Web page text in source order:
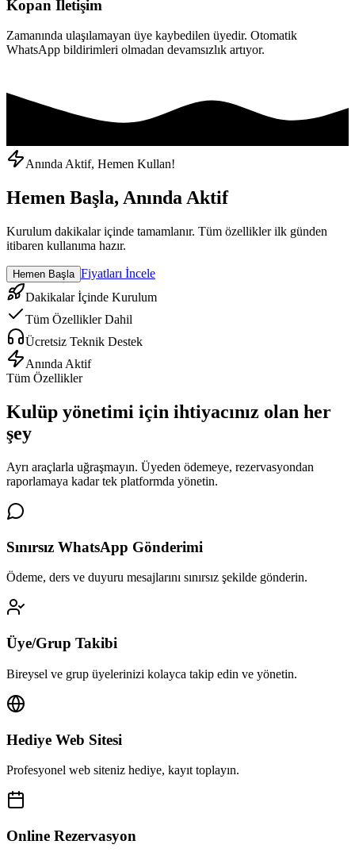
Kopan İletişim
Zamanında ulaşılamayan üye kaybedilen üyedir. Otomatik
WhatsApp bildirimleri olmadan devamsızlık artıyor.
Anında Aktif, Hemen Kullan!
Hemen Başla, Anında Aktif
Kurulum dakikalar içinde tamamlanır. Tüm özellikler ilk günden
itibaren kullanıma hazır.
Hemen Başla Fiyatları İncele
Dakikalar İçinde Kurulum
Tüm Özellikler Dahil
Ücretsiz Teknik Destek
Anında Aktif
Tüm Özellikler
Kulüp yönetimi için ihtiyacınız olan her
şey
Ayrı araçlarla uğraşmayın. Üyeden ödemeye, rezervasyondan
raporlamaya kadar tek platformda yönetin.
Sınırsız WhatsApp Gönderimi
Ödeme, ders ve duyuru mesajlarını sınırsız şekilde gönderin.
Üye/Grup Takibi
Bireysel ve grup üyelerinizi kolayca takip edin ve yönetin.
Hediye Web Sitesi
Profesyonel web siteniz hediye, kayıt toplayın.
Online Rezervasyon